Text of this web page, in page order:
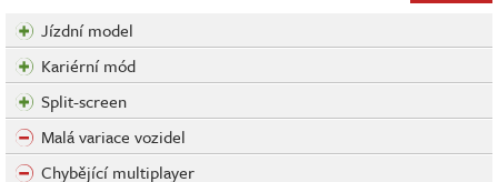
Jízdní model
Kariérní mód
Split-screen
Malá variace vozidel
Chybějící multiplayer